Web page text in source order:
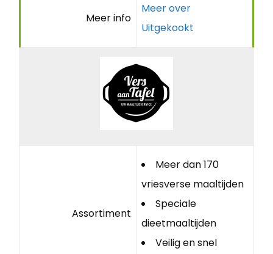
Meer info
Meer over
Uitgekookt
Assortiment
Meer dan 170
vriesverse maaltijden
Speciale
dieetmaaltijden
Veilig en snel